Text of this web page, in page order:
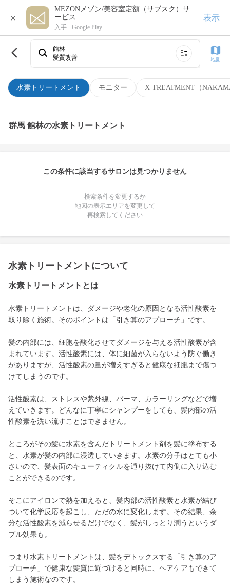
×
MEZONメゾン/美容室定額（サブスク）サ
ービス
入手 - Google Play
表示
水素トリートメント モニター X TREATMENT（
館林
髪質改善
地図
群馬 館林の水素トリートメント
この条件に該当するサロンは見つかりません
検索条件を変更するか
地図の表示エリアを変更して
再検索してください
水素トリートメントについて
水素トリートメントとは
水素トリートメントは、ダメージや老化の原因となる活性酸素を
取り除く施術。そのポイントは「引き算のアプローチ」です。
髪の内部には、細胞を酸化させてダメージを与える活性酸素が含
まれています。活性酸素には、体に細菌が入らないよう防ぐ働き
がありますが、活性酸素の量が増えすぎると健康な細胞まで傷つ
けてしまうのです。
活性酸素は、ストレスや紫外線、パーマ、カラーリングなどで増
えていきます。どんなに丁寧にシャンプーをしても、髪内部の活
性酸素を洗い流すことはできません。
ところがその髪に水素を含んだトリートメント剤を髪に塗布する
と、水素が髪の内部に浸透していきます。水素の分子はとても小
さいので、髪表面のキューティクルを通り抜けて内側に入り込む
ことができるのです。
そこにアイロンで熱を加えると、髪内部の活性酸素と水素が結び
ついて化学反応を起こし、ただの水に変化します。その結果、余
分な活性酸素を減らせるだけでなく、髪がしっとり潤うというダ
ブル効果も。
つまり水素トリートメントは、髪をデトックスする「引き算のア
プローチ」で健康な髪質に近づけると同時に、ヘアケアもできて
しまう施術なのです。